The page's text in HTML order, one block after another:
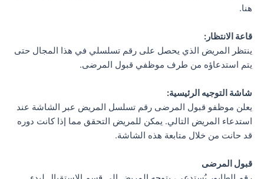
هنا.
قاعة الانتظار:
ينتظر المريض الذي يحصل على رقم تسلسلي في هذا المجال حتى
يتم استدعاؤه من طرف موظفي قبول المرضى.
شاشة التوجيه الرئيسية:
يعلن موظفو قبول المرضى رقم تسلسل المريض عبر الشاشة عند
استدعاء المريض التالي. يمكن للمريض التحقق مما إذا كانت دوره
قد حانت من خلال متابعة هذه الشاشة.
قبول المرضى